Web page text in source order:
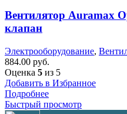
Вентилятор Auramax
клапан
Электрооборудование,
884.00 руб.
Оценка 5 из 5
Добавить в Избранное
Подробнее
Быстрый просмотр